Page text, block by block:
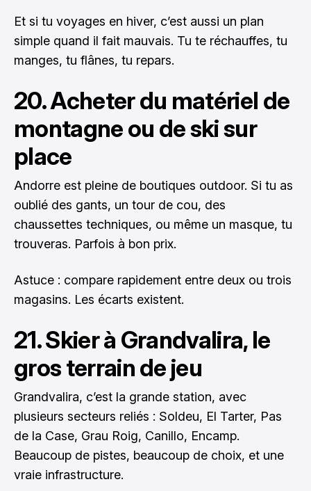
Et si tu voyages en hiver, c’est aussi un plan
simple quand il fait mauvais. Tu te réchauffes, tu
manges, tu flânes, tu repars.
20. Acheter du matériel de
montagne ou de ski sur
place
Andorre est pleine de boutiques outdoor. Si tu as
oublié des gants, un tour de cou, des
chaussettes techniques, ou même un masque, tu
trouveras. Parfois à bon prix.
Astuce : compare rapidement entre deux ou trois
magasins. Les écarts existent.
21. Skier à Grandvalira, le
gros terrain de jeu
Grandvalira, c’est la grande station, avec
plusieurs secteurs reliés : Soldeu, El Tarter, Pas
de la Case, Grau Roig, Canillo, Encamp.
Beaucoup de pistes, beaucoup de choix, et une
vraie infrastructure.